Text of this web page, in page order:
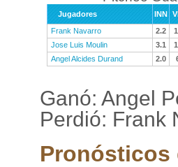
Jugadores INN
Frank Navarro
2.2
Jose Luis Moulin
3.1
Angel Alcides Durand
2.0
Ganó: Angel
Perdió: Frank
Pronósticos